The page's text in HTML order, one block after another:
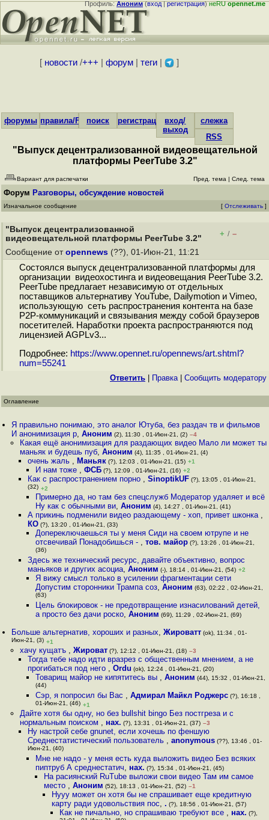
Профиль:Аноним(вход|регистрация)неRUopennet.me
[ новости/+++ форум| теги| ]
форумы правила/FAQпоиск регистрациявход/
выход
слежка
RSS
"Выпуск децентрализованной видеовещательной
платформы PeerTube 3.2"
Вариант для распечатки Пред. тема | След. тема
Форум Разговоры, обсуждение новостей
Изначальное сообщение [ Отслеживать ]
"Выпуск децентрализованной
видеовещательной платформы PeerTube 3.2"
+ / –
Сообщение от opennews (??), 01-Июн-21, 11:21
Состоялся выпуск децентрализованной платформы для
организации видеохостинга и видеовещания PeerTube 3.2.
PeerTube предлагает независимую от отдельных
поставщиков альтернативу YouTube, Dailymotion и Vimeo,
использующую сеть распространения контента на базе
P2P-коммуникаций и связывания между собой браузеров
посетителей. Наработки проекта распространяются под
лицензией AGPLv3...
Подробнее: https://www.opennet.ru/opennews/art.shtml?
num=55241
Ответить Правка| Cообщить модератору
Оглавление
Я правильно понимаю, это аналог Ютуба, без раздач тв и фильмов
И анонимизация р,Аноним (2), 11:30 , 01-Июн-21, (2) –4
Какая ещё анонимизация для раздающих видео Мало ли может ты
маньяк и будешь пуб, Аноним (4), 11:35 , 01-Июн-21, (4)
очень жаль , Маньяк(?), 12:03 , 01-Июн-21, (15) +1
И нам тоже ,ФСБ (?), 12:09 , 01-Июн-21, (16) +2
Как с распространением порно , SinoptikUF(?), 13:05 , 01-Июн-21,
(32) +2
Примерно да, но там без спецслужб Модератор удаляет и всё
Ну как с обычными ви,Аноним (4), 14:27 , 01-Июн-21, (41)
А прикинь подменили видео раздающему - хоп, привет шконка ,
КО(?), 13:20 , 01-Июн-21, (33)
Допереключаешься ты у меня Сиди на своем ютрупе и не
отсвечивай Понадобишься - ,тов. майор (?), 13:26 , 01-Июн-21,
(36)
Здесь же технический ресурс, давайте объективно, вопрос
маньяков и других асоциа, Аноним (-), 18:14 , 01-Июн-21, (54) +2
Я вижу смысл только в усилении фрагментации сети
Допустим сторонники Трампа соз,Аноним (63), 02:22 , 02-Июн-21,
(63)
Цель блокировок - не предотвращение изнасилований детей,
а просто без дачи роско,Аноним (69), 11:29 , 02-Июн-21, (69)
Больше альтернатив, хороших и разных,Жироватт (ok), 11:34 , 01-
Июн-21, (3) +1
хачу кущатъ , Жироват(?), 12:12 , 01-Июн-21, (18) –3
Тогда тебе надо идти вразрез с общественным мнением, а не
прогибаться под него , Ordu (ok), 12:24 , 01-Июн-21, (20)
Товарищ майор не кипятитесь вы ,Аноним (44), 15:32 , 01-Июн-21,
(44)
Сэр, я попросил бы Вас ,Адмирал Майкл Роджерс (?), 16:18 ,
01-Июн-21, (46) +1
Дайте хотя бы одну, но без bullshit bingo Без постгреза и с
нормальным поиском , нах. (?), 13:31 , 01-Июн-21, (37) –3
Ну настрой себе gnunet, если хочешь по феншую
Среднестатистический пользователь , anonymous(??), 13:46 , 01-
Июн-21, (40)
Мне не надо - у меня есть куда выложить видео Без всяких
пиптруб А среднестатич, нах. (?), 15:34 , 01-Июн-21, (45)
На расиянский RuTube выложи свои видео Там им самое
место , Аноним (52), 18:13 , 01-Июн-21, (52) –1
Нууу может он хотя бы не спрашивает еще кредитную
карту ради удовольствия пос, . (?), 18:56 , 01-Июн-21, (57)
Как не пичально, но спрашиваю требуют все , нах. (?),